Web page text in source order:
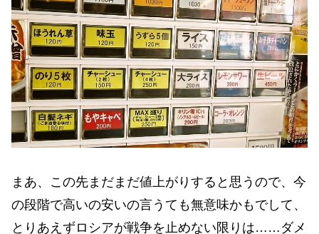
まあ、この先まだまだ値上がりすると思うので、今
の段階で高いの安いの言うても無意味かもでして、
とりあえずロシアが戦争を止めない限りは……ダメ